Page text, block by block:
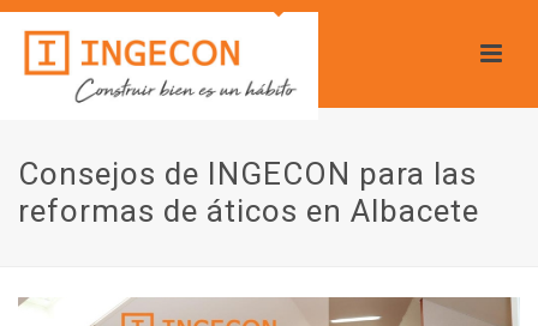
Consejos de INGECON para las
reformas de áticos en Albacete